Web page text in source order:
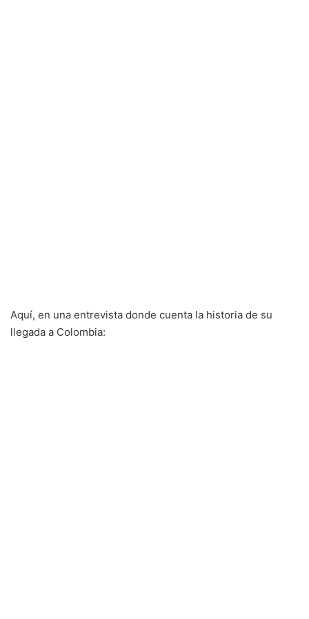
Aquí, en una entrevista donde cuenta la historia de su
llegada a Colombia: